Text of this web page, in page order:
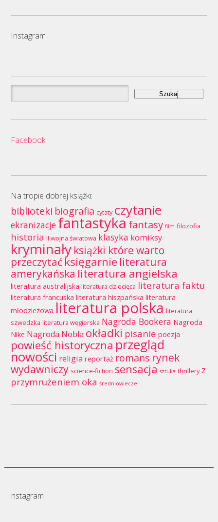
Instagram
Szukaj:
Facebook
Na tropie dobrej książki:
biblioteki biografia cytaty czytanie
ekranizacje fantastykafantasy film filozofia
historia II wojna światowa klasyka komiksy
kryminały książki które warto
przeczytaćksięgarnie literatura
amerykańska literatura angielska
literatura australijska literatura dziecięca literatura faktu
literatura francuska literatura hiszpańska literatura
młodzieżowa literatura polska literatura
szwedzka literatura węgierska Nagroda Bookera Nagroda
Nike Nagroda Nobla okładki pisanie poezja
powieść historyczna przegląd
nowości religia reportaż romans rynek
wydawniczy science-fiction sensacja sztuka thrillery z
przymrużeniem oka średniowiecze
Instagram